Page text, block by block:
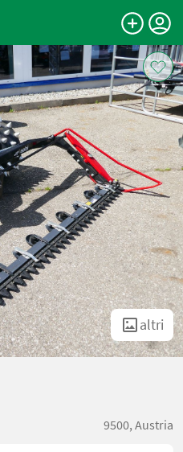
altri
9500, Austria